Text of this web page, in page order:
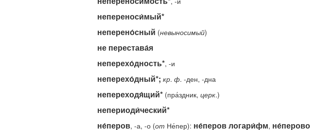
непереноси́мый*
неперено́сный (невыносимый)
не перестава́я
неперехо́дность*, -и
неперехо́дный*; кр. ф. -ден, -дна
непереходя́щий*(пра́здник, церк.)
непериоди́ческий*
не́перов, -а, -о (от Не́пер): не́перов логари́фм, не́перово